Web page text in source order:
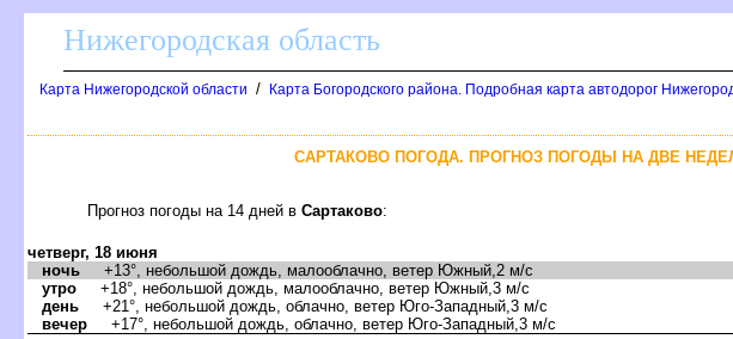
Нижегородская область
Карта Нижегородской области / Карта Богородского района. Подробная карта автодорог
САРТАКОВО ПОГОДА. ПРОГНОЗ ПОГОДЫ НА ДВЕ
Прогноз погоды на 14 дней Сартаково:
четверг, 18 июня
ночь +13°, небольшой дождь, малооблачно, ветер Южный,2 м/с
утро +18°, небольшой дождь, малооблачно, ветер Южный,3 м/с
день +21°, небольшой дождь, облачно, ветер Юго-Западный,3 м/с
ечер +17°, небольшой дождь, облачно, ветер Юго-Западный,3 м/с